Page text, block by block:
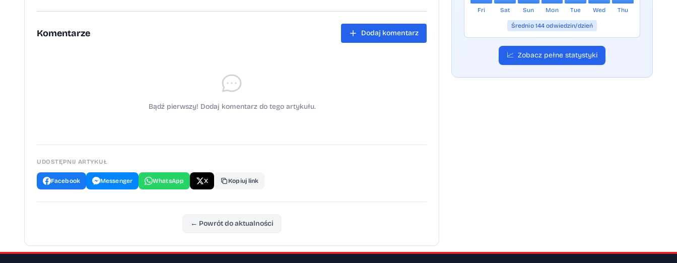
Komentarze Dodaj komentarz
Bądź pierwszy! Dodaj komentarz do tego artykułu.
UDOSTĘPNIJ ARTYKUŁ
Facebook Messenger WhatsApp X Kopiuj link
← Powrót do aktualności
Fri Sat Sun Mon Tue Wed Thu
Średnio 144 odwiedzin/dzień
📈 Zobacz pełne statystyki